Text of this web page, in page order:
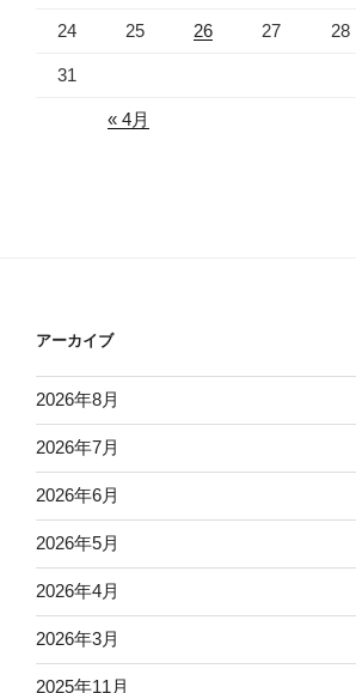
24 25 26 27 28
31
« 4月
アーカイブ
2026年8月
2026年7月
2026年6月
2026年5月
2026年4月
2026年3月
2025年11月